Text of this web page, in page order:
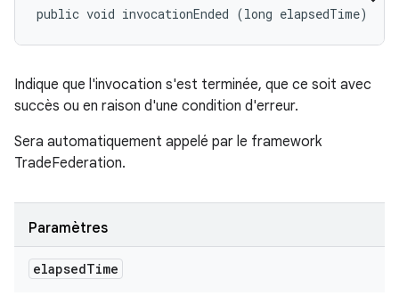
public void invocationEnded (long elapsedTime)
Indique que l'invocation s'est terminée, que ce soit avec
succès ou en raison d'une condition d'erreur.
Sera automatiquement appelé par le framework
TradeFederation.
Paramètres
elapsedTime